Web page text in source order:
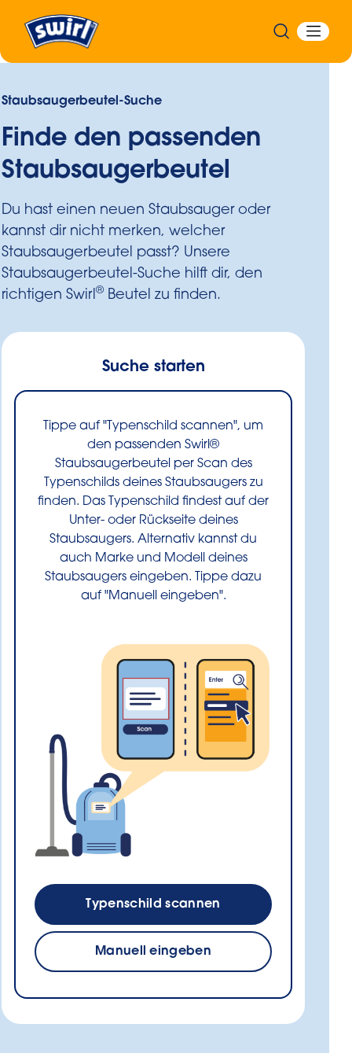
Staubsaugerbeutel-Suche
Finde den passenden
Staubsaugerbeutel
Du hast einen neuen Staubsauger oder
kannst dir nicht merken, welcher
Staubsaugerbeutel passt? Unsere
Staubsaugerbeutel-Suche hilft dir, den
richtigen Swirl® Beutel zu finden.
Suche starten
Tippe auf "Typenschild scannen", um
den passenden Swirl®
Staubsaugerbeutel per Scan des
Typenschilds deines Staubsaugers zu
finden. Das Typenschild findest auf der
Unter- oder Rückseite deines
Staubsaugers. Alternativ kannst du
auch Marke und Modell deines
Staubsaugers eingeben. Tippe dazu
auf "Manuell eingeben".
Typenschild scannen
Manuell eingeben